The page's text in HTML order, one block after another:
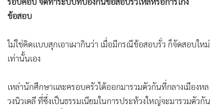
ข้อสอบ
ไม่ใช่คิดแบบสุกเอาเผากินว่า เมื่อมีกรณีข้อสอบรั่ว ก็จัดสอบใหม่
เท่านั้นเอง
เหล่านักศึกษาและครอบครัวได้ออกมารวมตัวกันที่กลางเมืองหล
วงนิวเดลี ที่ซึ่งเป็นธรรมเนียมในการประท้วงใหญ่จะมารวมตัวกัน